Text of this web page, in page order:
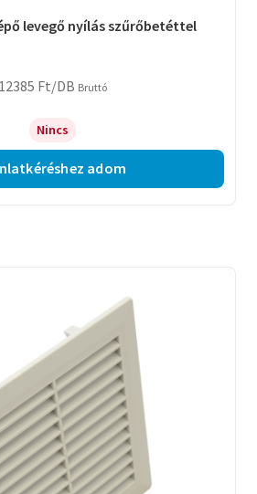
levegő nyílás szűrőbetéttel
12385 Ft/DB Bruttó
Nincs
adom